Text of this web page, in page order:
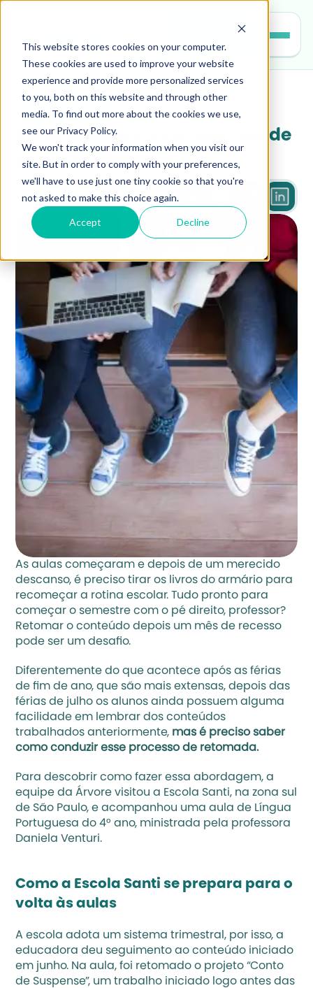
This website stores cookies on your computer.
These cookies are used to improve your website
experience and provide more personalized services
to you, both on this website and through other
media. To find out more about the cookies we use,
see our Privacy Policy.
We won't track your information when you visit our
site. But in order to comply with your preferences,
we'll have to use just one tiny cookie so that you're
not asked to make this choice again.
Accept Decline
educacao
Volta às aulas: exemplo real de
como se preparar
2 min
As aulas começaram e depois de um merecido
descanso, é preciso tirar os livros do armário para
recomeçar a rotina escolar. Tudo pronto para
começar o semestre com o pé direito, professor?
Retomar o conteúdo depois um mês de recesso
pode ser um desafio.
Diferentemente do que acontece após as férias
de fim de ano, que são mais extensas, depois das
férias de julho os alunos ainda possuem alguma
facilidade em lembrar dos conteúdos
trabalhados anteriormente, mas é preciso saber
como conduzir esse processo de retomada.
Para descobrir como fazer essa abordagem, a
equipe da Árvore visitou a Escola Santi, na zona sul
de São Paulo, e acompanhou uma aula de Língua
Portuguesa do 4° ano, ministrada pela professora
Daniela Venturi.
Como a Escola Santi se prepara para o
volta às aulas
A escola adota um sistema trimestral, por isso, a
educadora deu seguimento ao conteúdo iniciado
em junho. Na aula, foi retomado o projeto “Conto
de Suspense”, um trabalho iniciado logo antes das